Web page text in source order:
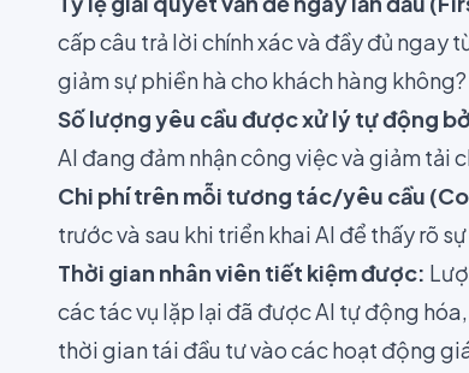
cấp câu trả lời chính xác và đầy đủ ngay
giảm sự phiền hà cho khách hàng không?
Số lượng yêu cầu được xử lý tự động
AI đang đảm nhận công việc và giảm tải
Chi phí trên mỗi tương tác/yêu cầu
trước và sau khi triển khai AI để thấy rõ
Thời gian nhân viên tiết kiệm được:
các tác vụ lặp lại đã được AI tự động
thời gian tái đầu tư vào các hoạt động